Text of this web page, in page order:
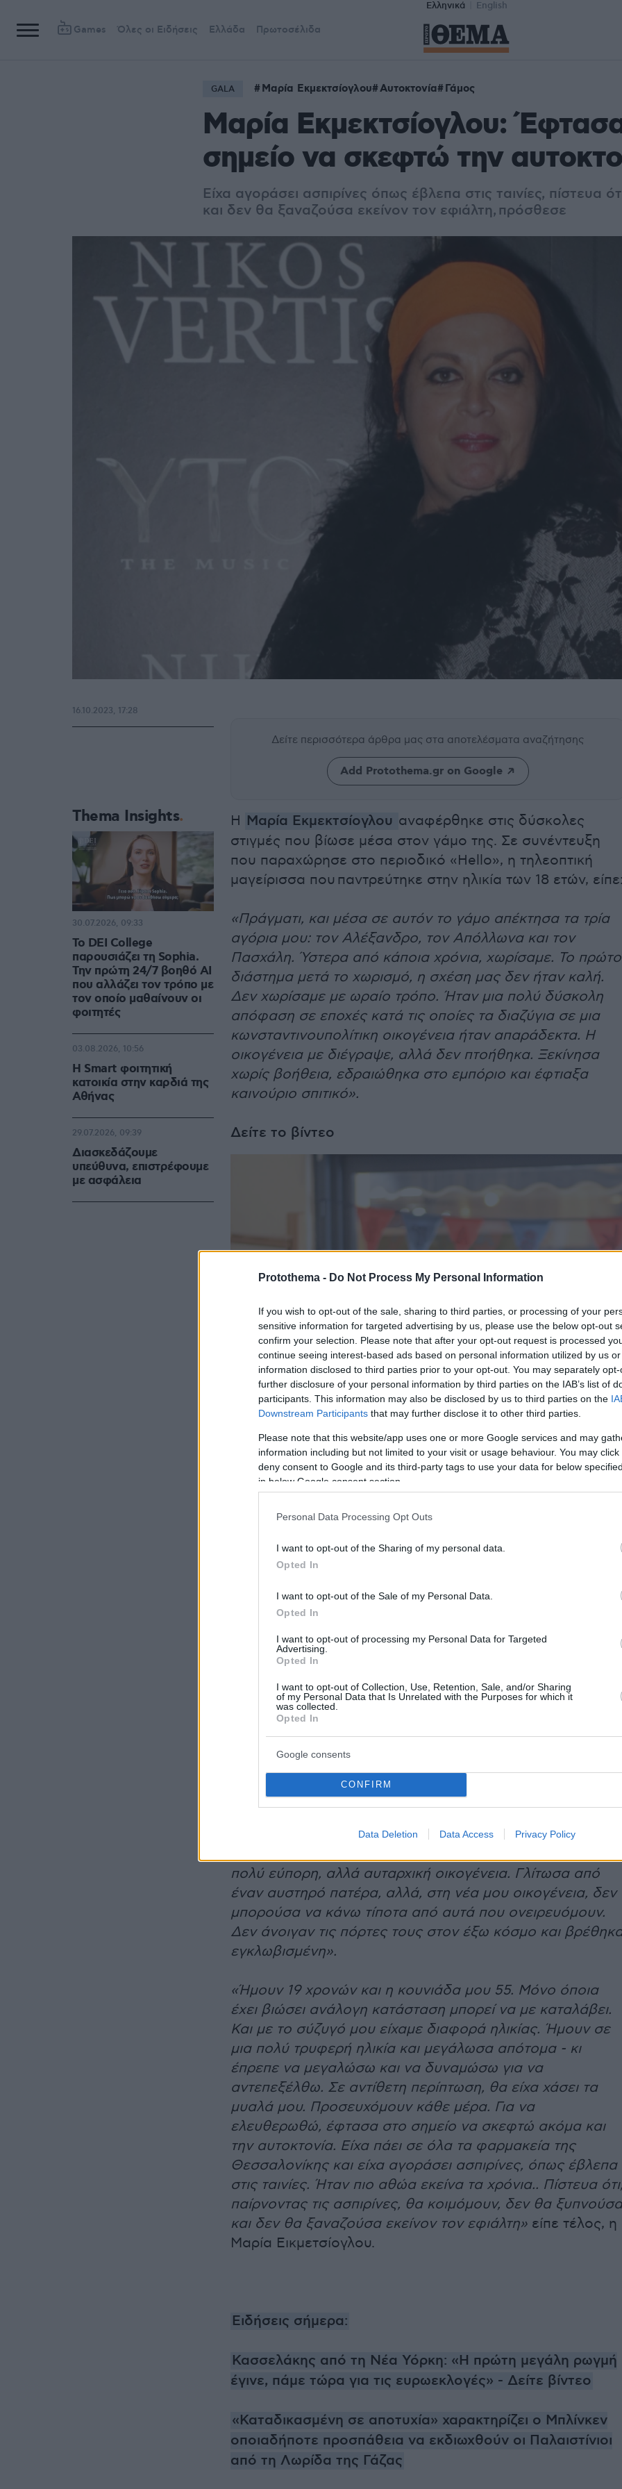
Protothema - Do Not Process My Personal Information
If you wish to opt-out of the sale, sharing to third parties, or processing of your
sensitive information for targeted advertising by us, please use the below opt-out
confirm your selection. Please note that after your opt-out request is processed
continue seeing interest-based ads based on personal information utilized by us
information disclosed to third parties prior to your opt-out. You may separately
further disclosure of your personal information by third parties on the IAB’s list of
participants. This information may also be disclosed by us to third parties on the
Downstream Participants that may further disclose it to other third parties.
Please note that this website/app uses one or more Google services and may
information including but not limited to your visit or usage behaviour. You may
deny consent to Google and its third-party tags to use your data for below
in below Google consent section.
Personal Data Processing Opt Outs
I want to opt-out of the Sharing of my personal data.
Opted In
I want to opt-out of the Sale of my Personal Data.
Opted In
I want to opt-out of processing my Personal Data for Targeted
Advertising.
Opted In
I want to opt-out of Collection, Use, Retention, Sale, and/or Sharing
of my Personal Data that Is Unrelated with the Purposes for which it
was collected.
Opted In
Google consents
CONFIRM
Data Deletion Data Access Privacy Policy
Ελληνικά English
Games Όλες οι Ειδήσεις Ελλάδα Πρωτοσέλιδα
GALA Μαρία Εκμεκτσίογλου Αυτοκτονία Γάμος
Μαρία Εκμεκτσίογλου:
σημείο να σκεφτώ την
Είχα αγοράσει ασπιρί­νες όπως έβλεπα στις ταινίες, πίστευα
και δεν θα ξαναζούσα εκείνον τον εφιάλτη, πρόσθεσε
Δείτε περισσότερα άρθρα μας στα αποτελέσματα αναζήτησης
Add Protothema.gr on Google
Η Μαρία Εκμεκτσίογλου αναφέρθηκε στις δύσκολες
στιγμές που βίωσε μέσα στον γάμο της. Σε συνέντευξη
που παραχώρησε στο περιοδικό «Hello», η τηλεοπτική
μαγείρισσα που παντρεύτηκε στην ηλικία των 18 ετών,
«Πράγματι, και μέσα σε αυτόν το γάμο απέκτη­σα τα τρία
αγόρια μου: τον Αλέξανδρο, τον Απόλλωνα και τον
Πασχάλη. Ύστερα από κά­ποια χρόνια, χωρίσαμε. Το πρώτο
διάστημα μετά το χωρισμό, η σχέση μας δεν ήταν καλή.
Δεν χωρίσαμε με ωραίο τρόπο. Ήταν μια πολύ δύσκολη
απόφαση σε εποχές κατά τις οποί­ες τα διαζύγια σε μια
κωνσταντινουπολίτικη οι­κογένεια ήταν απαράδεκτα. Η
οικογένεια με διέγραψε, αλλά δεν πτοήθηκα. Ξεκίνησα
χω­ρίς βοήθεια, εδραιώθηκα στο εμπόριο και έφτιαξα
καινούριο σπιτικό».
Δείτε το βίντεο
Για το πώς ένιωθε μέσα στον γάμο της, η ίδια απάντησε:
πολύ εύπορη, αλλά αυταρχική οι­κογένεια. Γλίτωσα από
έναν αυστηρό πατέρα, αλλά, στη νέα μου οικογένεια, δεν
μπορούσα να κάνω τίποτα από αυτά που ονειρευόμουν.
Δεν άνοιγαν τις πόρτες τους στον έξω κόσμο και
εγκλωβισμένη».
«Ήμουν 19 χρονών και η κουνιάδα μου 55. Μόνο όποια
έχει βιώσει ανάλογη κατάσταση μπορεί να με καταλάβει.
Και με το σύζυγό μου είχαμε διαφορά ηλικί­ας. Ήμουν σε
μια πολύ τρυφερή ηλικία και μεγάλωσα απότομα - κι
έπρεπε να μεγαλώσω και να δυναμώσω για να
αντεπεξέλθω. Σε αντί­θετη περίπτωση, θα είχα χάσει τα
μυαλά μου. Προσευχόμουν κάθε μέρα. Για να
ελευθερωθώ, έφτασα στο σημείο να σκεφτώ ακόμα και
την αυτοκτονία. Είχα πάει σε όλα τα φαρμακεία της
Θεσσαλονίκης και είχα αγοράσει ασπιρί­νες, όπως έβλεπα
στις ταινίες. Ήταν πιο αθώα εκείνα τα χρόνια.. Πίστευα
παίρνοντας τις ασπιρίνες, θα κοιμόμουν, δεν θα ξυπνού­σα
και δεν θα ξαναζούσα εκείνον τον εφιάλτη» είπε τέλος, η
Μαρία Εικμετσίογλου.
Ειδήσεις σήμερα:
Κασσελάκης από τη Νέα Υόρκη: «Η πρώτη μεγάλη ρωγμή
έγινε, πάμε τώρα για τις ευρωεκλογές» - Δείτε βίντεο
«Καταδικασμένη σε αποτυχία» χαρακτηρίζει ο Μπλίνκεν
οποιαδήποτε προσπάθεια να εκδιωχθούν οι Παλαιστίνιοι
από τη Λωρίδα της Γάζας
16.10.2023, 17:28
Thema Insights
Το DEI College
παρουσιάζει τη Sophia.
Την πρώτη 24/7 βοηθό AI
που αλλάζει τον τρόπο με
τον οποίο μαθαίνουν οι
φοιτητές
30.07.2026, 09:33
Η Smart φοιτητική
κατοικία στην καρδιά της
Αθήνας
03.08.2026, 10:56
Διασκεδάζουμε
υπεύθυνα, επιστρέφουμε
με ασφάλεια
29.07.2026, 09:39